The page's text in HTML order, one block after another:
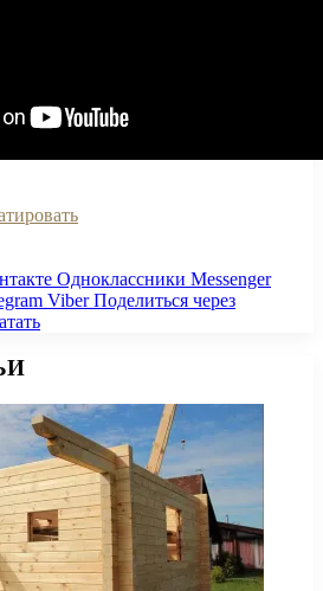
Одноклассники Messenger
Viber Поделиться через